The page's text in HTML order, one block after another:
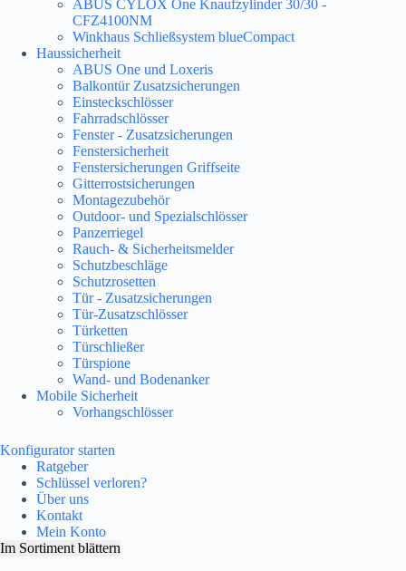
ABUS CYLOX One Knaufzylinder 30/30 -
CFZ4100NM
Winkhaus Schließsystem blueCompact
Haussicherheit
ABUS One und Loxeris
Balkontür Zusatzsicherungen
Einsteckschlösser
Fahrradschlösser
Fenster - Zusatzsicherungen
Fenstersicherheit
Fenstersicherungen Griffseite
Gitterrostsicherungen
Montagezubehör
Outdoor- und Spezialschlösser
Panzerriegel
Rauch- & Sicherheitsmelder
Schutzbeschläge
Schutzrosetten
Tür - Zusatzsicherungen
Tür-Zusatzschlösser
Türketten
Türschließer
Türspione
Wand- und Bodenanker
Mobile Sicherheit
Vorhangschlösser
Konfigurator starten
Ratgeber
Schlüssel verloren?
Über uns
Kontakt
Mein Konto
Im Sortiment blättern